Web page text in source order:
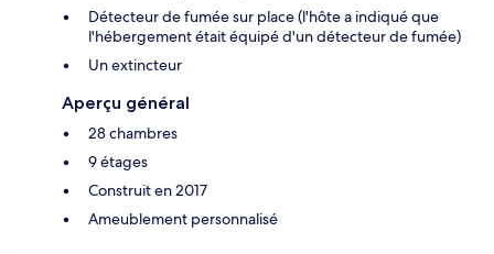
Détecteur de fumée sur place (l'hôte a indiqué que
l'hébergement était équipé d'un détecteur de fumée)
Un extincteur
Aperçu général
28 chambres
9 étages
Construit en 2017
Ameublement personnalisé